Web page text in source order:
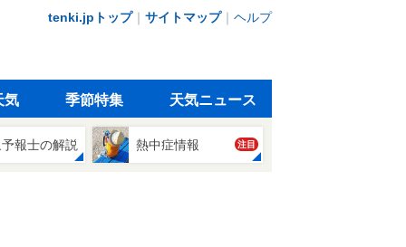
tenki.jpトップ｜ サイトマップ｜ ヘルプ
気 季節特集 天気ニュース
報士の解説 熱中症情報 注目